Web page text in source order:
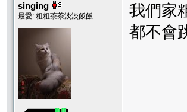
singing
最愛: 粗粗茶茶淡淡飯飯
我們家
都不會